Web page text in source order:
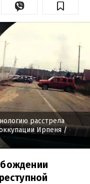
расстрела
Ирпеня/